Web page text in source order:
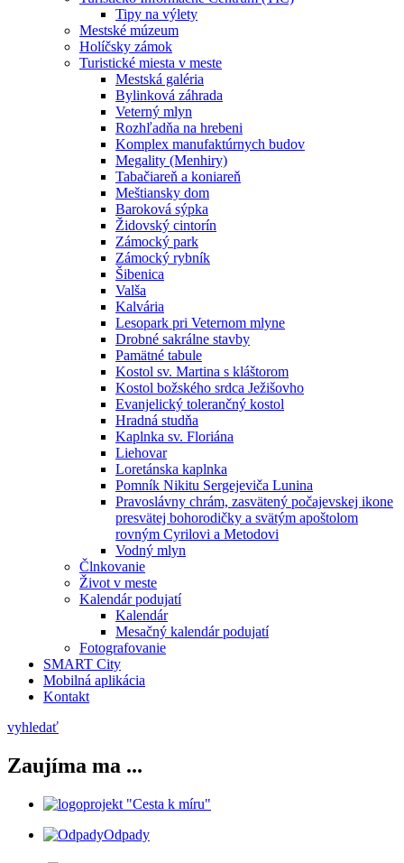
Tipy na výlety
Mestské múzeum
Holíčsky zámok
Turistické miesta v meste
Mestská galéria
Bylinková záhrada
Veterný mlyn
Rozhľadňa na hrebeni
Komplex manufaktúrnych budov
Megality (Menhiry)
Tabačiareň a koniareň
Meštiansky dom
Baroková sýpka
Židovský cintorín
Zámocký park
Zámocký rybník
Šibenica
Valša
Kalvária
Lesopark pri Veternom mlyne
Drobné sakrálne stavby
Pamätné tabule
Kostol sv. Martina s kláštorom
Kostol božského srdca Ježišovho
Evanjelický tolerančný kostol
Hradná studňa
Kaplnka sv. Floriána
Liehovar
Loretánska kaplnka
Pomník Nikitu Sergejeviča Lunina
Pravoslávny chrám, zasvätený počajevskej ikone
presvätej bohorodičky a svätým apoštolom
rovným Cyrilovi a Metodovi
Vodný mlyn
Člnkovanie
Život v meste
Kalendár podujatí
Kalendár
Mesačný kalendár podujatí
Fotografovanie
SMART City
Mobilná aplikácia
Kontakt
vyhledať
Zaujíma ma ...
projekt "Cesta k míru"
Odpady